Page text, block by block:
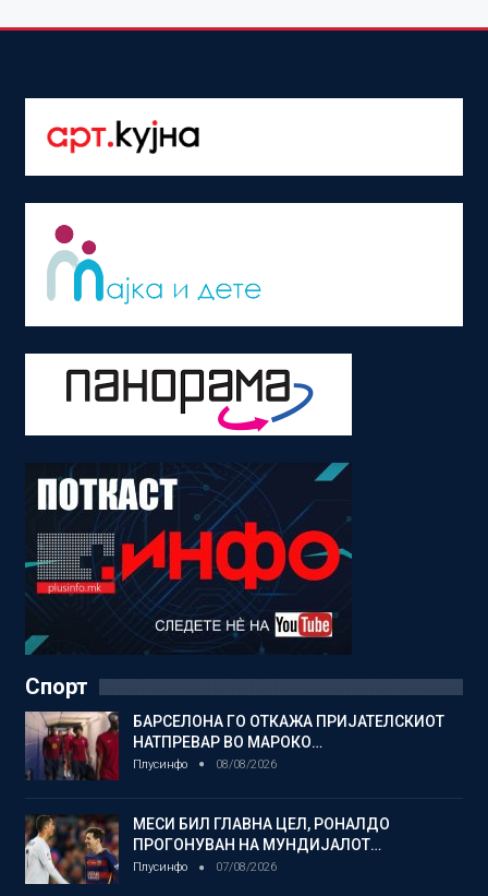
Спорт
БАРСЕЛОНА ГО ОТКАЖА ПРИЈАТЕЛСКИОТ
НАТПРЕВАР ВО МАРОКО…
Плусинфо 08/08/2026
МЕСИ БИЛ ГЛАВНА ЦЕЛ, РОНАЛДО
ПРОГОНУВАН НА МУНДИЈАЛОТ…
Плусинфо 07/08/2026